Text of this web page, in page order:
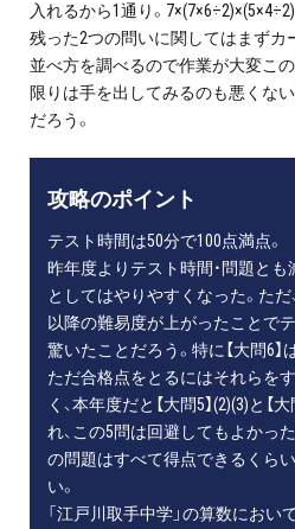
入れるから1通り。
残った2つの問いに関してはまずカ
並べ方を調べるので作業が大変こ
限りは手を出してみるのも悪くな
だろう。
攻略のポイント
テスト時間は50分で100点満点。
昨年度よりテスト時間・問題と
としてはやりやすくなった。ただ
以降の難易度が上がったことで
驚いたことだろう。特に【大問6】
ただ合格点をとるにはそれらを
く、本年度だと【大問5】(2)(3)と【
れ、この5問は回避してもよかっ
の問題はすべて得点できるくら
い。
「江戸川取手中学」の算数におい